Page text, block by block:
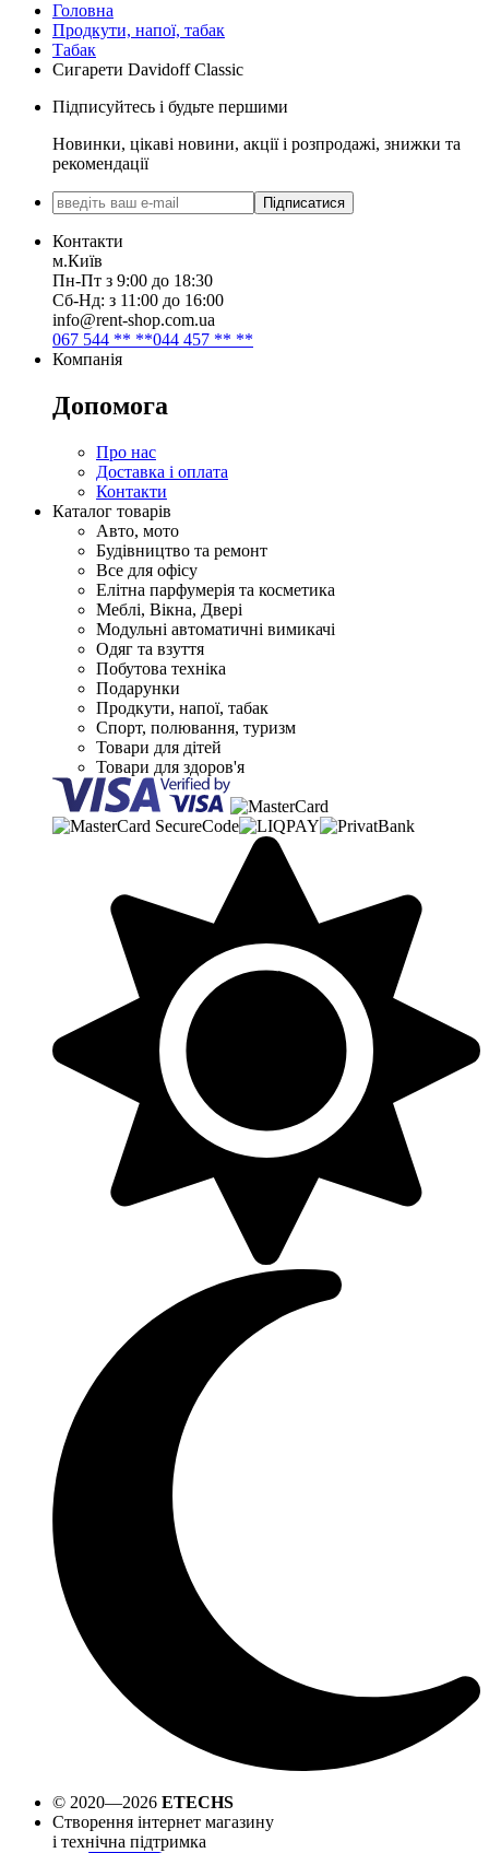
Головна
Продкути, напої, табак
Табак
Сигарети Davidoff Classic
Підписуйтесь і будьте першими
Новинки, цікаві новини, акції і розпродажі, знижки та
рекомендації
Підписатися
Контакти
м.Київ
Пн-Пт з 9:00 до 18:30
Сб-Нд: з 11:00 до 16:00
info@rent-shop.com.ua
067 544 ** **044 457 ** **
Компанія
Допомога
Про нас
Доставка і оплата
Контакти
Каталог товарів
Авто, мото
Будівництво та ремонт
Все для офісу
Елітна парфумерія та косметика
Меблі, Вікна, Двері
Модульні автоматичні вимикачі
Одяг та взуття
Побутова техніка
Подарунки
Продкути, напої, табак
Спорт, полювання, туризм
Товари для дітей
Товари для здоров'я
© 2020—2026 ETECHS
Створення інтернет магазину
і технічна підтримка